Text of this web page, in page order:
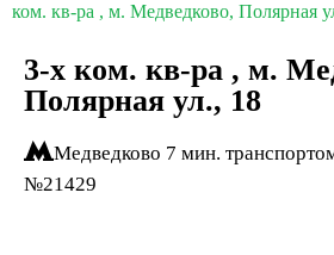
ком. кв-ра , м. Медведково, Полярная
3-x ком. кв-ра , м.
Полярная ул., 18
Медведково 7 мин.
№21429